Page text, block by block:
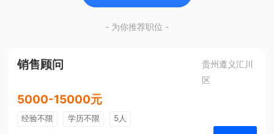
- 为你推荐职位 -
销售顾问
贵州遵义汇川
区
5000-15000元
经验不限 学历不限 5人